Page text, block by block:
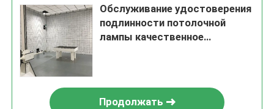
Обслуживание удостоверения
подлинности потолочной
лампы качественное
Продолжать